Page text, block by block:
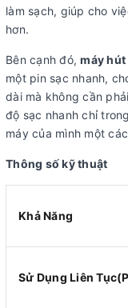
làm sạch, giúp cho
hơn.
Bên cạnh đó,máy hút
một pin sạc nhanh,
dài mà không cần
độ sạc nhanh chỉ
máy của mình một
Thông số kỹ thuật
Khả Năng
Sử Dụng Liên